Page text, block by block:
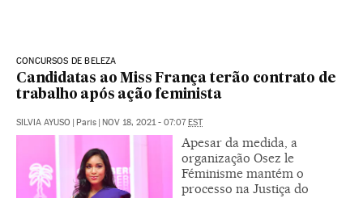
CONCURSOS DE BELEZA
Candidatas ao Miss França terão contrato de
trabalho após ação feminista
SILVIA AYUSO Paris NOV 18, 2021 - 07:07 EST
Apesar da medida, a
organização Osez le
Féminisme mantém o
processo na Justiça do